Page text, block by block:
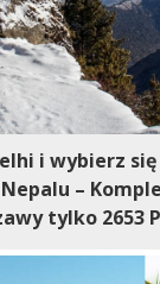
i wybierz
–
tylko 2653